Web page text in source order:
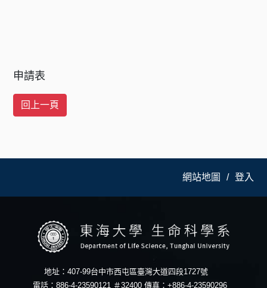
申請表
網站地圖 登入
地址：407-99台中市西屯區臺灣大道四段1727號
電話：886-4-23590121 ＃32400 傳真：+886-4-23590296